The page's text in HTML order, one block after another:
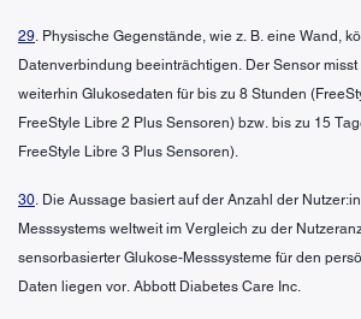
29 . Physische Gegenstände, wie z. B. eine Wand,
Datenverbindung beeinträchtigen. Der Sensor
weiterhin Glukosedaten für bis zu 8 Stunden
FreeStyle Libre 2 Plus Sensoren) bzw. bis zu 15
FreeStyle Libre 3 Plus Sensoren).
30 . Die Aussage basiert auf der Anzahl der
Messsystems weltweit im Vergleich zu der
sensorbasierter Glukose-Messsysteme für den
Daten liegen vor. Abbott Diabetes Care Inc.